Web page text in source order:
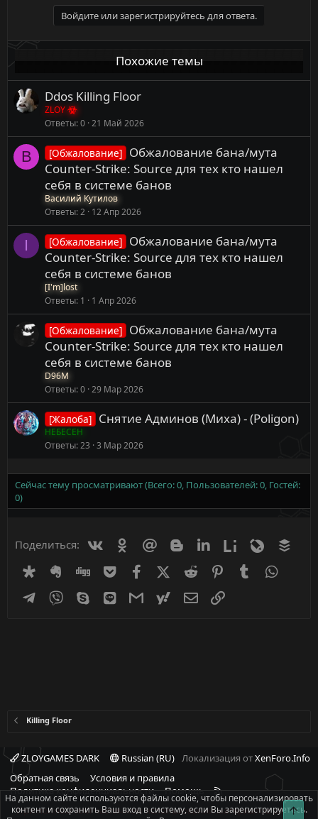
Войдите или зарегистрируйтесь для ответа.
Похожие темы
Ddos Killing Floor
ZLOY
Ответы 0 21 Май 2026
В [Обжалование] Обжалование бана/мута
Counter-Strike: Source для тех кто нашел
себя в системе банов
Василий Кутилов
Ответы 2 12 Апр 2026
I [Обжалование] Обжалование бана/мута
Counter-Strike: Source для тех кто нашел
себя в системе банов
[I'm]lost
Ответы 1 1 Апр 2026
[Обжалование] Обжалование бана/мута
Counter-Strike: Source для тех кто нашел
себя в системе банов
D96M
Ответы 0 29 Мар 2026
[Жалоба] Снятие Админов (Миха) - (Poligon)
НЕБЕСЕН
Ответы 23 3 Мар 2026
Сейчас тему просматривают (Всего: 0, Пользователей: 0, Гостей:
0)
Поделиться: ВконтактеОдноклассники
Mail.ru BloggerLinkedinLiveinternet
Livejournal
DiasporaEvernoteDigg GetpocketFacebookX (Twitter)
Reddit PinterestTumblr
Telegram
Viber Skype Line GmailyahoomailЭлектронная почта
Killing Floor
ZLOYGAMES DARK Russian (RU) Локализация отXenForo.Info
Обратная связь
Условия и правила
Политика конфиденциальности
Помощь
R
S
S
При полном или частичном использовании материалов сайта -
На данном сайте используются файлы cookie, чтобы персонализировать
контент и сохранить Ваш вход в систему, если Вы зарегистрируетесь.